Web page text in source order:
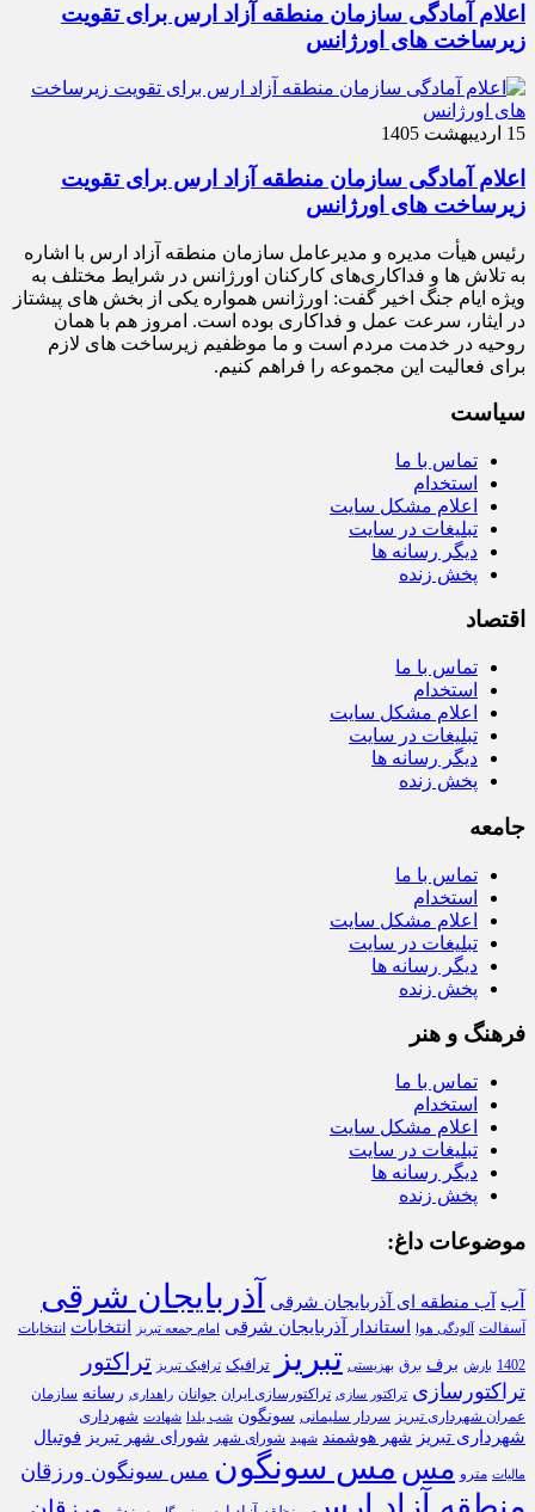
اعلام آمادگی سازمان منطقه آزاد ارس برای تقویت
زیرساخت‌ های اورژانس
15 اردیبهشت 1405
اعلام آمادگی سازمان منطقه آزاد ارس برای تقویت
زیرساخت‌ های اورژانس
رئیس هیأت‌ مدیره و مدیرعامل سازمان منطقه آزاد ارس با اشاره
به تلاش‌ ها و فداکاری‌های کارکنان اورژانس در شرایط مختلف به‌
ویژه ایام جنگ اخیر گفت: اورژانس همواره یکی از بخش‌ های پیشتاز
در ایثار، سرعت‌ عمل و فداکاری بوده است. امروز هم با همان
روحیه در خدمت مردم است و ما موظفیم زیرساخت‌ های لازم
برای فعالیت این مجموعه را فراهم کنیم.
سیاست
تماس با ما
استخدام
اعلام مشکل سایت
تبلیغات در سایت
دیگر رسانه ها
پخش زنده
اقتصاد
تماس با ما
استخدام
اعلام مشکل سایت
تبلیغات در سایت
دیگر رسانه ها
پخش زنده
جامعه
تماس با ما
استخدام
اعلام مشکل سایت
تبلیغات در سایت
دیگر رسانه ها
پخش زنده
فرهنگ و هنر
تماس با ما
استخدام
اعلام مشکل سایت
تبلیغات در سایت
دیگر رسانه ها
پخش زنده
موضوعات داغ:
آب آب منطقه ای آذربایجان شرقی آذربایجان شرقی
آسفالت آلودگی هوا استاندار آذربایجان شرقی امام جمعه تبریز انتخابات انتخابات
1402 بارش برف برق بهزیستی تبریز ترافیک ترافیک تبریز تراکتور
تراکتورسازی تراکتور سازی تراکتورسازی ایران جوانان راهداری رسانه سازمان
عمران شهرداری تبریز سردار سلیمانی سونگون شب یلدا شهادت شهرداری
شهرداری تبریز شهر هوشمند شهید شورای شهر شورای شهر تبریز فوتبال
مالیات مترو مس مس سونگون مس سونگون ورزقان